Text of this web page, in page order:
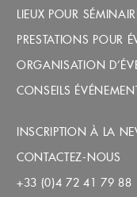
LIEUX POUR
PRESTATIONS POUR
ORGANISATION
CONSEILS
INSCRIPTION À LA
CONTACTEZ-NOUS
+33 (0)4 72 41 79 88